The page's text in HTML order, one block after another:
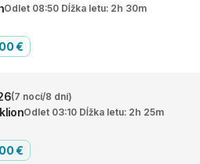
Odlet 08:50 Dĺžka letu: 2h 30m
€
(7 nocí/8 dní)
Odlet 03:10 Dĺžka letu: 2h 25m
€